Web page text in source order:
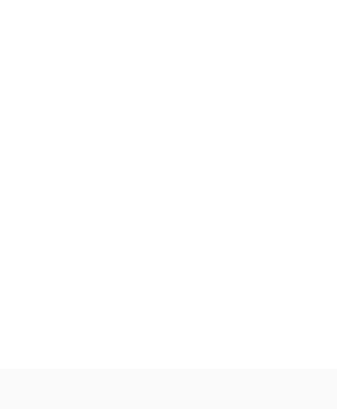
is perfect en zeker bij 120x40 cm